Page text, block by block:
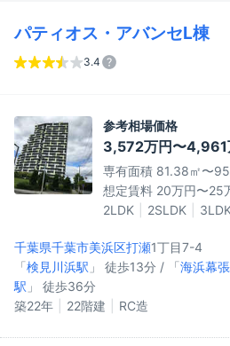
パティオス・アバンセL棟
3.4
参考相場価格
3,572万円〜4,961
専有面積 81.38㎡〜
想定賃料 20万円〜25
2LDK
2SLDK
千葉県千葉市美浜区打瀬1丁目7-4
「検見川浜駅 」 徒歩13分 / 「海浜幕
駅 」 徒歩36分
築22年
22階建 RC造